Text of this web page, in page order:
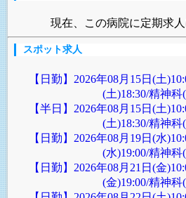
現在、この病院に定期求人
スポット求人
【日勤】2026年08月15日(土
(土)18:30/精神科
【半日】2026年08月15日(土
(土)18:30/精神科
【日勤】2026年08月19日(水
(水)19:00/精神科
【日勤】2026年08月21日(金
(金)19:00/精神科